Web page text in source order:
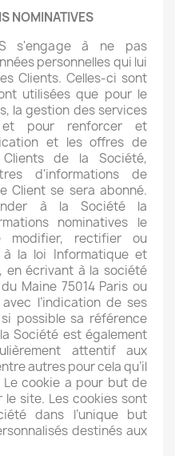
NOMINATIVES
s'engage à ne pas
personnelles qui lui
Clients. Celles-ci sont
utilisées que pour le
la gestion des services
et pour renforcer et
et les offres de
de la Société,
d'informations de
Client se sera abonné.
à la Société la
nominatives le
modifier, rectifier ou
à la loi Informatique et
en écrivant à la société
Maine 75014 Paris ou
avec l’indication de ses
possible sa référence
Société est également
attentif aux
autres pour cela qu’il
cookie a pour but de
site. Les cookies sont
dans l’unique but
destinés aux